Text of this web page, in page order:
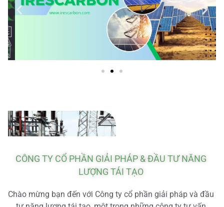
CÔNG TY CỔ PHẦN GIẢI PHÁP & ĐẦU TƯ NĂNG
LƯỢNG TÁI TẠO
Chào mừng bạn đến với Công ty cổ phần giải pháp và đầu